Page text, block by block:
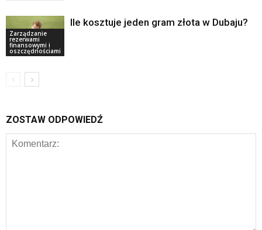
Zarządzanie
rezerwami
finansowymi i
oszczędnościami
Ile kosztuje jeden gram złota w Dubaju?
ZOSTAW ODPOWIEDŹ